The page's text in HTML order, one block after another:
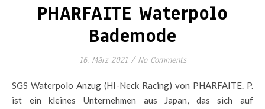
PHARFAITE Waterpolo
Bademode
16. März 2021 / No Comments
SGS Waterpolo Anzug (HI-Neck Racing) von PHARFAITE. P.
ist ein kleines Unternehmen aus Japan, das sich auf